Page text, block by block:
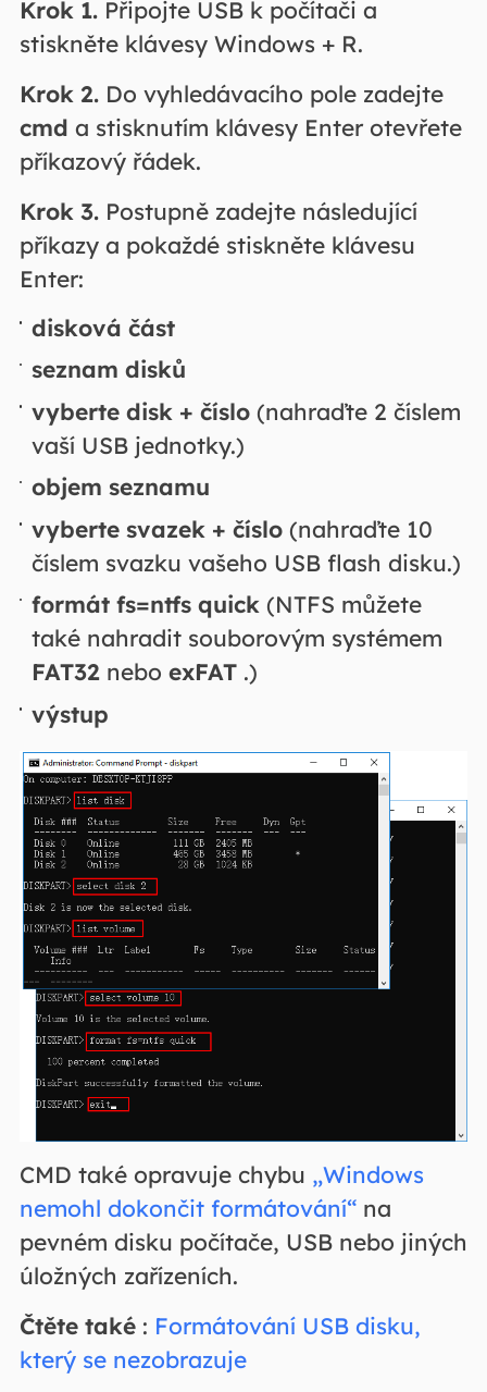
Krok 1.Připojte USB k počítači a
stiskněte klávesy Windows + R.
Krok 2.Do vyhledávacího pole zadejte
cmd a stisknutím klávesy Enter otevřete
příkazový řádek.
Krok 3.Postupně zadejte následující
příkazy a pokaždé stiskněte klávesu
Enter:
disková část
seznam disků
vyberte disk + číslo (nahraďte 2 číslem
vaší USB jednotky.)
objem seznamu
vyberte svazek + číslo (nahraďte 10
číslem svazku vašeho USB flash disku.)
formát fs=ntfs quick (NTFS můžete
také nahradit souborovým systémem
FAT32 neboexFAT .)
výstup
CMD také opravuje chybu „Windows
nemohl dokončit formátování“na
pevném disku počítače, USB nebo jiných
úložných zařízeních.
Čtěte také: Formátování USB disku,
který se nezobrazuje